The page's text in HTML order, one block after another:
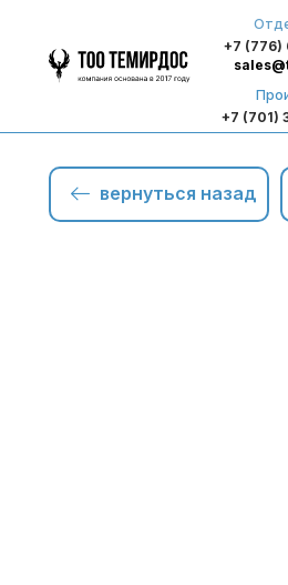
+7 (776)
+7 (701)
вернуться назад